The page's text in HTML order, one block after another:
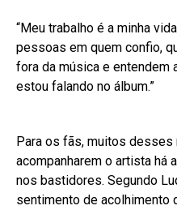
“Meu trabalho é a minha
pessoas em quem confio,
fora da música e entendem
estou falando no álbum.”
Para os fãs, muitos
acompanharem o artista há
nos bastidores. Segundo
sentimento de acolhimento